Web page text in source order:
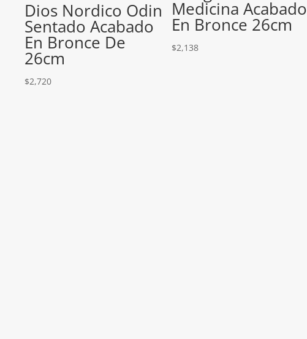
Dios Nordico Odin
Sentado Acabado
En Bronce De
26cm
$2,720
Medicina Acabado
En Bronce 26cm
$2,138